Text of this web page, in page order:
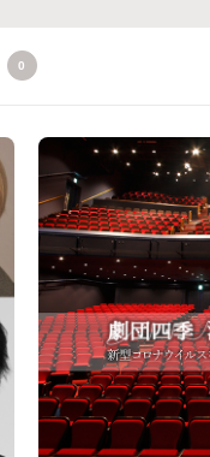
0